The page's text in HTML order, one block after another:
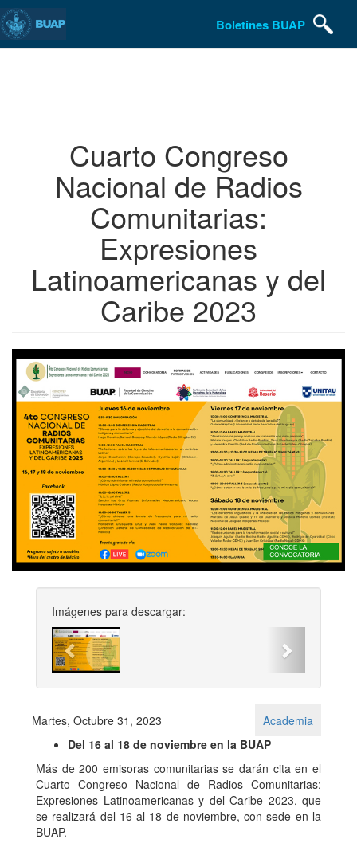
Boletines BUAP
Cuarto Congreso
Nacional de Radios
Comunitarias:
Expresiones
Latinoamericanas y del
Caribe 2023
Imágenes para descargar:
Previous
Martes, Octubre 31, 2023
Academia
Del 16 al 18 de noviembre en la BUAP
Más de 200 emisoras comunitarias se darán cita en el
Cuarto Congreso Nacional de Radios Comunitarias:
Expresiones Latinoamericanas y del Caribe 2023, que
se realizará del 16 al 18 de noviembre, con sede en la
BUAP.